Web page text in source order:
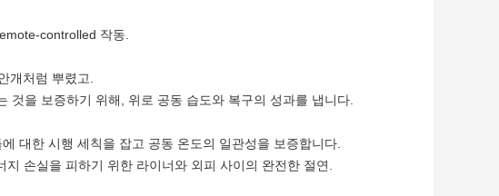
controlled 작동.
개처럼 뿌렸고.
것을 보증하기 위해, 위로 공동 습도와 복구의 성과를 냅니다.
대한 시행 세칙을 잡고 공동 온도의 일관성을 보증합니다.
손실을 피하기 위한 라이너와 외피 사이의 완전한 절연.